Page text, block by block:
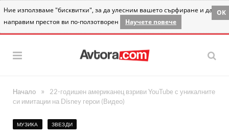
Ние използваме "бисквитки", за да улесним вашето сърфиране и да
направим престоя ви по-ползотворен
Научете повече
OK
Начало »
22-годишен американец взриви YouTube с уникалните
си имитации на Disney герои (Видео)
МУЗИКА ЗВЕЗДИ